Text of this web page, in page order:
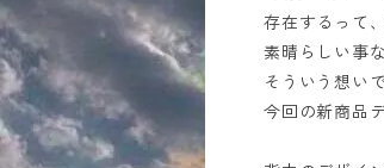
存在するって
素晴らしい事
そういう想い
今回の新商品